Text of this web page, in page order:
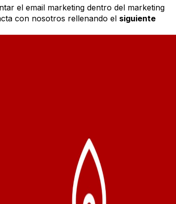
el email marketing dentro del marketing
con nosotros rellenando el siguiente